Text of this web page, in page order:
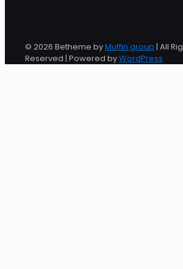
© 2026 Betheme byMuffin group | All
Reserved | Powered byWordPress